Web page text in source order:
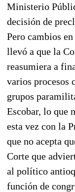
Ministerio
decisión de
Pero cambios
llevó a que la
reasumiera a
varios procesos
grupos
Escobar, lo que
esta vez con la
que no acepta
Corte que
al político
función de